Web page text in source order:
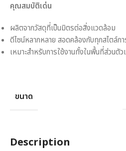
คุณสมบัติเด่น
ผลิตจากวัสดุที่เป็นมิตรต่อสิ่งแวดล้อม
ดีไซน์หลากหลาย สอดคล้องกับทุกสไตล์ก
เหมาะสำหรับการใช้งานทั้งในพื้นที่ส่วนตั
ขนาด
Description